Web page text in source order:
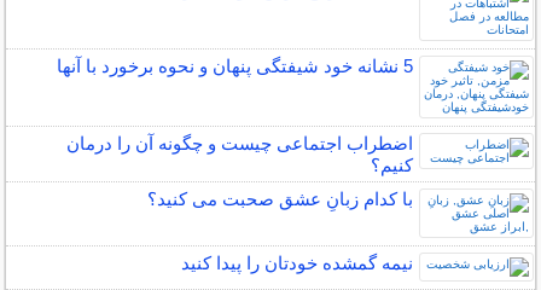
5 نشانه خود شیفتگی پنهان و نحوه برخورد با آنها
اضطراب اجتماعی چیست و چگونه آن را درمان
کنیم؟
با کدام زبانِ عشق صحبت می کنید؟
نیمه‌ گمشده خودتان را پیدا کنید